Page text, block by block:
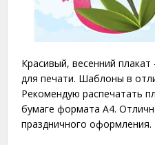
Красивый, весенний
для печати. Шаблоны в
Рекомендую распечатать
бумаге формата A4.
праздничного